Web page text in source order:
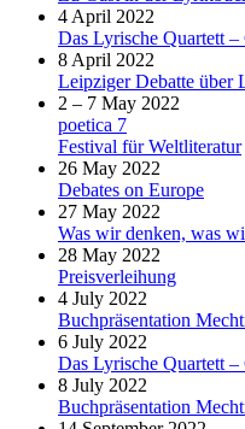
4 April 2022
Das Lyrische Quartett –
8 April 2022
Leipziger Debatte über
2 – 7 May 2022
poetica 7
Festival für Weltliteratur
26 May 2022
Debates on Europe
27 May 2022
Was wir denken, was
28 May 2022
Preisverleihung
4 July 2022
Buchpräsentation
6 July 2022
Das Lyrische Quartett –
8 July 2022
Buchpräsentation